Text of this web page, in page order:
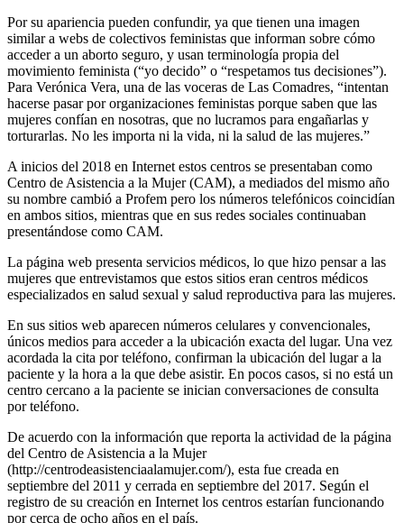
Por su apariencia pueden confundir, ya que tienen una imagen
similar a webs de colectivos feministas que informan sobre cómo
acceder a un aborto seguro, y usan terminología propia del
movimiento feminista (“yo decido” o “respetamos tus decisiones”).
Para Verónica Vera, una de las voceras de Las Comadres, “intentan
hacerse pasar por organizaciones feministas porque saben que las
mujeres confían en nosotras, que no lucramos para engañarlas y
torturarlas. No les importa ni la vida, ni la salud de las mujeres.”
A inicios del 2018 en Internet estos centros se presentaban como
Centro de Asistencia a la Mujer (CAM), a mediados del mismo año
su nombre cambió a Profem pero los números telefónicos coincidían
en ambos sitios, mientras que en sus redes sociales continuaban
presentándose como CAM.
La página web presenta servicios médicos, lo que hizo pensar a las
mujeres que entrevistamos que estos sitios eran centros médicos
especializados en salud sexual y salud reproductiva para las mujeres.
En sus sitios web aparecen números celulares y convencionales,
únicos medios para acceder a la ubicación exacta del lugar. Una vez
acordada la cita por teléfono, confirman la ubicación del lugar a la
paciente y la hora a la que debe asistir. En pocos casos, si no está un
centro cercano a la paciente se inician conversaciones de consulta
por teléfono.
De acuerdo con la información que reporta la actividad de la página
del Centro de Asistencia a la Mujer
(http://centrodeasistenciaalamujer.com/), esta fue creada en
septiembre del 2011 y cerrada en septiembre del 2017. Según el
registro de su creación en Internet los centros estarían funcionando
por cerca de ocho años en el país.